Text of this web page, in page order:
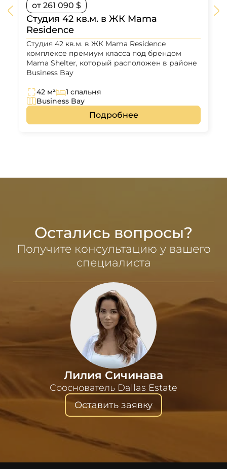
от 261 090 $
Студия 42 кв.м. в ЖК Mama
Residence
Студия 42 кв.м. в ЖК Mama Residence
комплексе премиум класса под брендом
Mama Shelter, который расположен в районе
Business Bay
42 м²
1 спальня
Business Bay
Подробнее
Остались вопросы?
Получите консультацию у вашего
специалиста
Лилия Сичинава
Сооснователь Dallas Estate
Оставить заявку